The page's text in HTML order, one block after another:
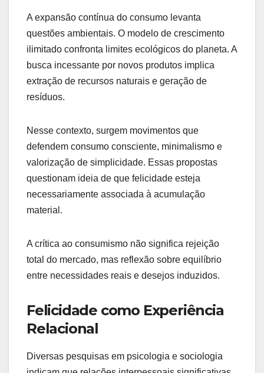
A expansão contínua do consumo levanta
questões ambientais. O modelo de crescimento
ilimitado confronta limites ecológicos do planeta. A
busca incessante por novos produtos implica
extração de recursos naturais e geração de
resíduos.
Nesse contexto, surgem movimentos que
defendem consumo consciente, minimalismo e
valorização de simplicidade. Essas propostas
questionam ideia de que felicidade esteja
necessariamente associada à acumulação
material.
A crítica ao consumismo não significa rejeição
total do mercado, mas reflexão sobre equilíbrio
entre necessidades reais e desejos induzidos.
Felicidade como Experiência
Relacional
Diversas pesquisas em psicologia e sociologia